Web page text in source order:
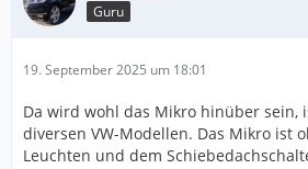
Guru
19. September 2025 um 18:01
Da wird wohl das Mikro hinüber sein,
diversen VW-Modellen. Das Mikro ist
Leuchten und dem